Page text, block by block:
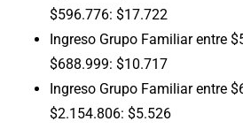
$596.776: $17.722
Ingreso Grupo Familiar entre
$688.999: $10.717
Ingreso Grupo Familiar entre
$2.154.806: $5.526